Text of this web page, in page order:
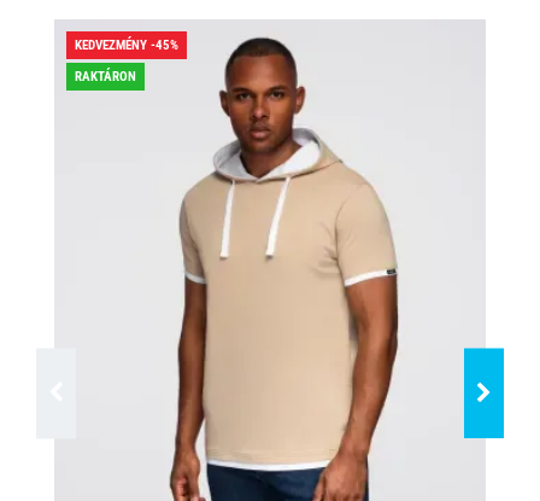
KEDVEZMÉNY -45%
RAKTÁRON